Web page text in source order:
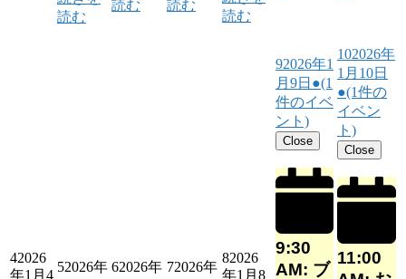
読む
読む
読む
読む
42026
年1月4
52026年 62026年 72026年
82026
年1月8
92026年1
月9日 ●(1
件のイベ
ント)
Close
9:30
AM: ブ
102026年
1月10日
●(1件の
イベン
ト)
Close
11:00